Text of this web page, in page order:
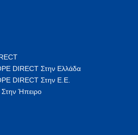
DIRECT Στην Ελλάδα
DIRECT Στην Ε.Ε.
Ήπειρο